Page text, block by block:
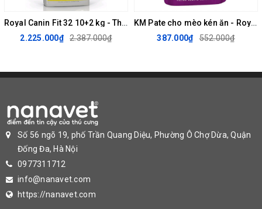
Royal Canin Fit 32 10+2 kg - Thức ăn cho mèo trưởng thành
2.225.000₫ 2.387.000₫
KM Pate cho mèo kén ăn - Royal Canin Sensory Feline 85g (hộp 12 gói)
387.000₫
552.000₫
Số 56 ngõ 19, phố Trần Quang Diệu, Phường Ô Chợ Dừa, Quận
Đống Đa, Hà Nội
0977311712
info@nanavet.com
https://nanavet.com